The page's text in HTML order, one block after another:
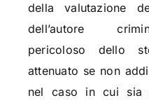
della valutazione
dell’autore
pericoloso dello
attenuato se non
nel caso in cui sia